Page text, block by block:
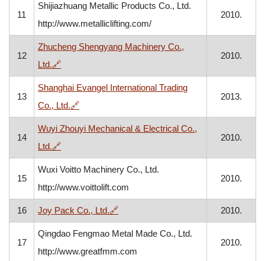
11
Shijiazhuang Metallic Products Co., Ltd.
http://www.metalliclifting.com/
2010.
12
Zhucheng Shengyang Machinery Co.,
Ltd.🔗, otvara se u novom prozoru
2010.
13
Shanghai Evangel International Trading
Co., Ltd.🔗, otvara se u novom prozoru
2013.
14
Wuyi Zhouyi Mechanical & Electrical Co.,
Ltd.🔗, otvara se u novom prozoru
2010.
15
Wuxi Voitto Machinery Co., Ltd.
http://www.voittolift.com
2010.
16 Joy Pack Co., Ltd.🔗, otvara se u novom prozoru2010.
17
Qingdao Fengmao Metal Made Co., Ltd.
http://www.greatfmm.com
2010.